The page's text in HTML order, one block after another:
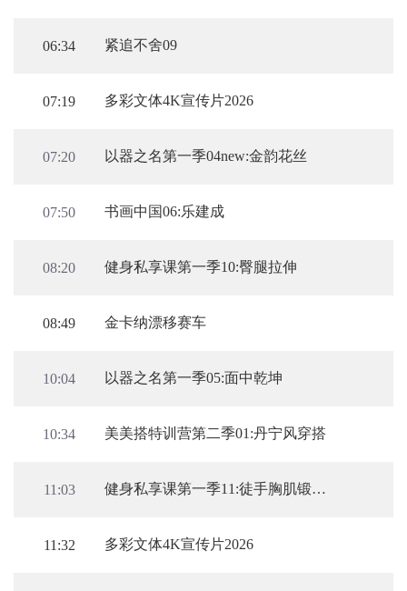
06:34 紧追不舍09
07:19 多彩文体4K宣传片2026
07:20 以器之名第一季04new:金韵花丝
07:50 书画中国06:乐建成
08:20 健身私享课第一季10:臀腿拉伸
08:49 金卡纳漂移赛车
10:04 以器之名第一季05:面中乾坤
10:34 美美搭特训营第二季01:丹宁风穿搭
11:03 健身私享课第一季11:徒手胸肌锻炼初级
11:32 多彩文体4K宣传片2026